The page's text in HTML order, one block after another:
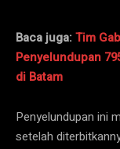
Baca juga:Tim
Penyelundupan
di Batam
Penyelundupan ini
setelah